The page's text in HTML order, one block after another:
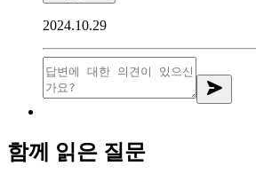
2024.10.29
함께 읽은 질문